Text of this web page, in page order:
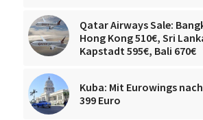
Qatar Airways Sale:
Hong Kong 510€, Sri
Kapstadt 595€, Bali 670€
Kuba: Mit Eurowings
399 Euro